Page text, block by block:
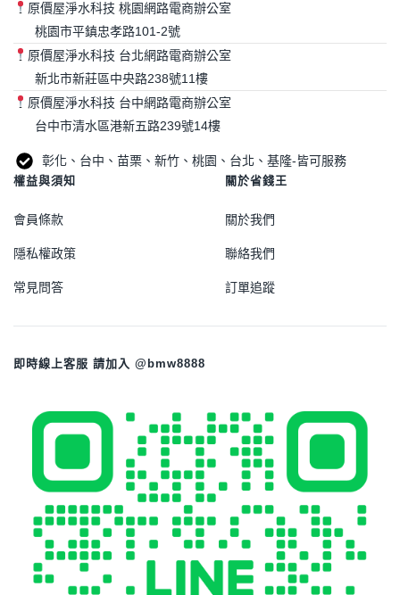
原價屋淨水科技 桃園網路電商辦公室
桃園市平鎮忠孝路101-2號
原價屋淨水科技 台北網路電商辦公室
新北市新莊區中央路238號11樓
原價屋淨水科技 台中網路電商辦公室
台中市清水區港新五路239號14樓
彰化、台中、苗栗、新竹、桃園、台北、基隆-皆可服務
權益與須知
會員條款
隱私權政策
常見問答
關於省錢王
關於我們
聯絡我們
訂單追蹤
即時線上客服 請加入 @bmw8888